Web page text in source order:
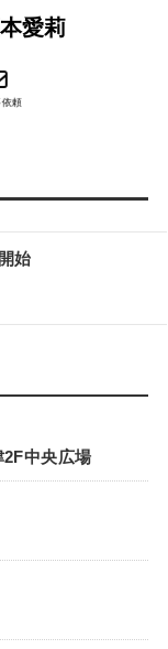
愛莉
依頼
始
中央広場